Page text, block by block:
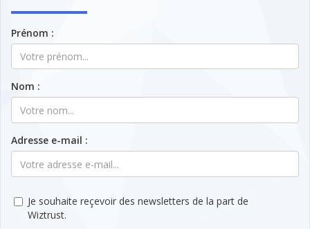
Prénom :
Nom :
Adresse e-mail :
Je souhaite reçevoir des newsletters de la part de
Wiztrust.